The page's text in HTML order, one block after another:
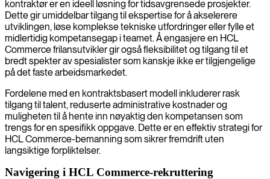
kontraktør er en ideell løsning for tidsavgrensede prosjekter.
Dette gir umiddelbar tilgang til ekspertise for å akselerere
utviklingen, løse komplekse tekniske utfordringer eller fylle et
midlertidig kompetansegap i teamet. Å engasjere en HCL
Commerce frilansutvikler gir også fleksibilitet og tilgang til et
bredt spekter av spesialister som kanskje ikke er tilgjengelige
på det faste arbeidsmarkedet.
Fordelene med en kontraktsbasert modell inkluderer rask
tilgang til talent, reduserte administrative kostnader og
muligheten til å hente inn nøyaktig den kompetansen som
trengs for en spesifikk oppgave. Dette er en effektiv strategi for
HCL Commerce-bemanning som sikrer fremdrift uten
langsiktige forpliktelser.
Navigering i HCL Commerce-rekruttering